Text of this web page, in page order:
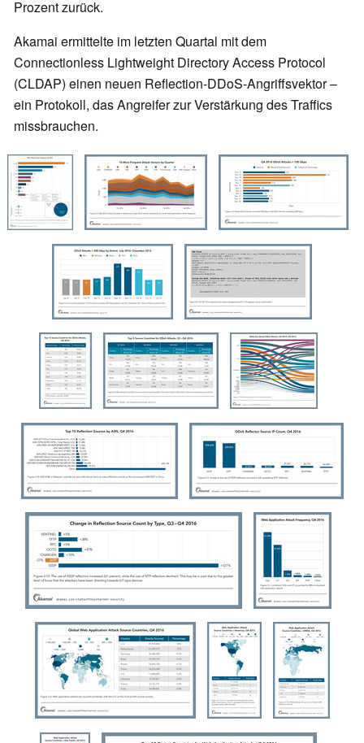
Prozent zurück.
Akamai ermittelte im letzten Quartal mit dem
Connectionless Lightweight Directory Access Protocol
(CLDAP) einen neuen Reflection-DDoS-Angriffsvektor –
ein Protokoll, das Angreifer zur Verstärkung des Traffics
missbrauchen.